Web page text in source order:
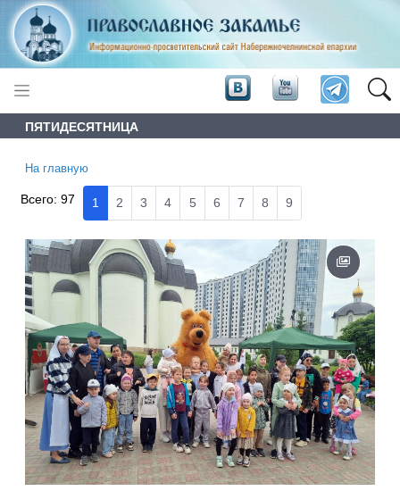
ПЯТИДЕСЯТНИЦА
На главную
Всего:97 1 2 3 4 5 6 7 8 9